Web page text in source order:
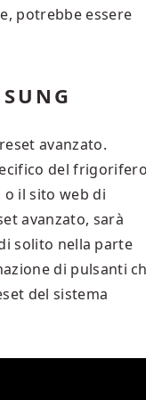
potrebbe essere
avanzato.
del frigorifero
il sito web di
avanzato, sarà
solito nella parte
di pulsanti
del sistema